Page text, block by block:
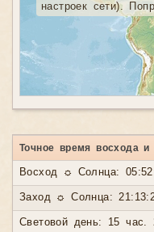
настроек сети).
Точное время восхода
Восход ☼ Солнца:
Заход ☼ Солнца:
Световой день: 15